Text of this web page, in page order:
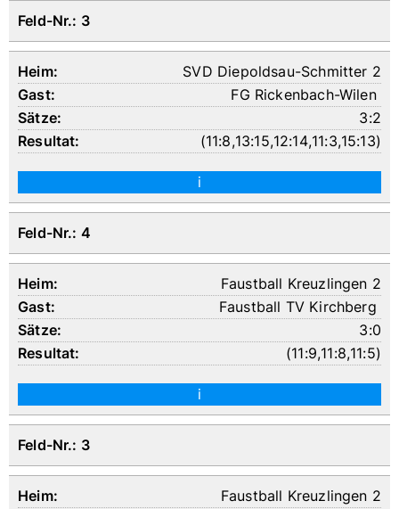
Feld-Nr.: 3
SVD Diepoldsau-Schmitter 2
FG Rickenbach-Wilen
3:2
(11:8,13:15,12:14,11:3,15:13)
i
Feld-Nr.: 4
Faustball Kreuzlingen 2
Faustball TV Kirchberg
3:0
(11:9,11:8,11:5)
i
Feld-Nr.: 3
Faustball Kreuzlingen 2